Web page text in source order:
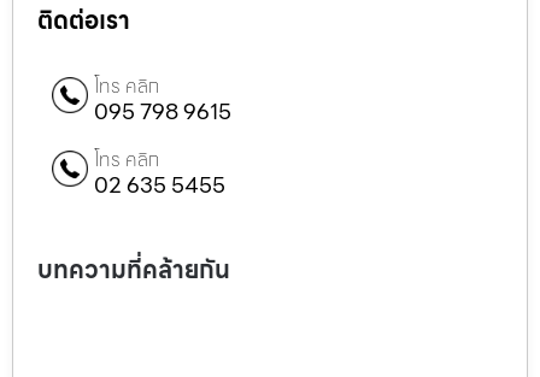
ติดต่อเรา
โทร คลิก
095 798 9615
โทร คลิก
02 635 5455
บทความที่คล้ายกัน